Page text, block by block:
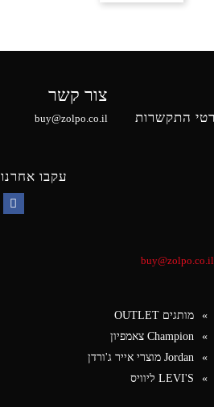
התקשרות
צור קשר
buy@zolpo.co.il
עקבו אחרנו
buy@zolpo.co.il
מותגים OUTLET
Champion צאמפיון
Jordan מוצרי אייר ג'ורדן
LEVI'S ליוויס